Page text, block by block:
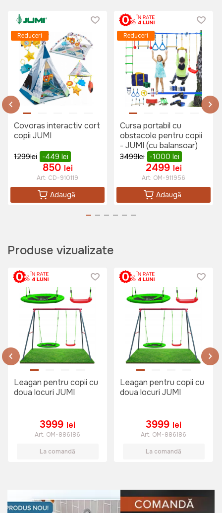
Reduceri
Covoras interactiv cort
copii JUMI
1299lei -449 lei
850 lei
Art: CD-910119
Adaugă
Reduceri
Cursa portabil cu
obstacole pentru copii
- JUMI (cu balansoar)
3499lei -1000 lei
2499 lei
Art: OM-911956
Adaugă
Produse vizualizate
Leagan pentru copii cu
doua locuri JUMI
3999 lei
Art: OM-886186
La comandă
Leagan pentru copii cu
doua locuri JUMI
3999 lei
Art: OM-886186
La comandă